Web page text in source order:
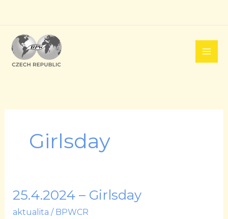
obsah
Girlsday
25.4.2024 – Girlsday
aktualita / BPWCR
25.4.2024